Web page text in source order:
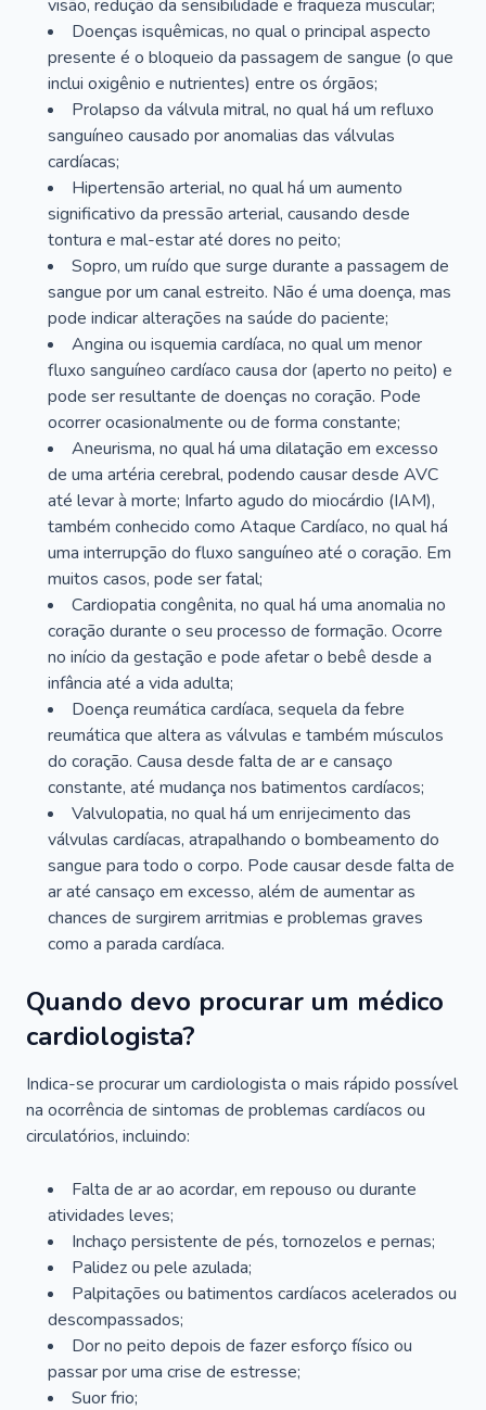
visão, redução da sensibilidade e fraqueza muscular;
Doenças isquêmicas, no qual o principal aspecto
presente é o bloqueio da passagem de sangue (o que
inclui oxigênio e nutrientes) entre os órgãos;
Prolapso da válvula mitral, no qual há um refluxo
sanguíneo causado por anomalias das válvulas
cardíacas;
Hipertensão arterial, no qual há um aumento
significativo da pressão arterial, causando desde
tontura e mal-estar até dores no peito;
Sopro, um ruído que surge durante a passagem de
sangue por um canal estreito. Não é uma doença, mas
pode indicar alterações na saúde do paciente;
Angina ou isquemia cardíaca, no qual um menor
fluxo sanguíneo cardíaco causa dor (aperto no peito) e
pode ser resultante de doenças no coração. Pode
ocorrer ocasionalmente ou de forma constante;
Aneurisma, no qual há uma dilatação em excesso
de uma artéria cerebral, podendo causar desde AVC
até levar à morte; Infarto agudo do miocárdio (IAM),
também conhecido como Ataque Cardíaco, no qual há
uma interrupção do fluxo sanguíneo até o coração. Em
muitos casos, pode ser fatal;
Cardiopatia congênita, no qual há uma anomalia no
coração durante o seu processo de formação. Ocorre
no início da gestação e pode afetar o bebê desde a
infância até a vida adulta;
Doença reumática cardíaca, sequela da febre
reumática que altera as válvulas e também músculos
do coração. Causa desde falta de ar e cansaço
constante, até mudança nos batimentos cardíacos;
Valvulopatia, no qual há um enrijecimento das
válvulas cardíacas, atrapalhando o bombeamento do
sangue para todo o corpo. Pode causar desde falta de
ar até cansaço em excesso, além de aumentar as
chances de surgirem arritmias e problemas graves
como a parada cardíaca.
Quando devo procurar um médico
cardiologista?
Indica-se procurar um cardiologista o mais rápido possível
na ocorrência de sintomas de problemas cardíacos ou
circulatórios, incluindo:
Falta de ar ao acordar, em repouso ou durante
atividades leves;
Inchaço persistente de pés, tornozelos e pernas;
Palidez ou pele azulada;
Palpitações ou batimentos cardíacos acelerados ou
descompassados;
Dor no peito depois de fazer esforço físico ou
passar por uma crise de estresse;
Suor frio;